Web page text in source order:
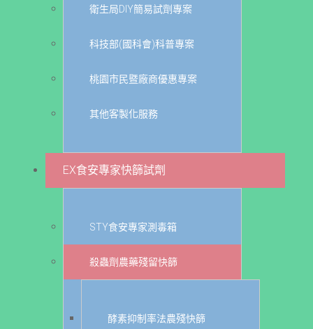
衛生局DIY簡易試劑專案
科技部(國科會)科普專案
桃園市民暨廠商優惠專案
其他客製化服務
EX食安專家快篩試劑
STY食安專家測毒箱
殺蟲劑農藥殘留快篩
酵素抑制率法農殘快篩